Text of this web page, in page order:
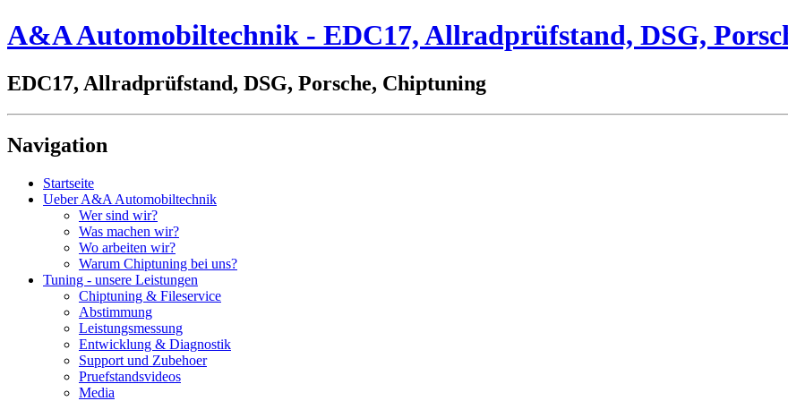
A&A Automobiltechnik - EDC17, Allradprüfstand, DSG,
EDC17, Allradprüfstand, DSG, Porsche, Chiptuning
Navigation
Startseite
Ueber A&A Automobiltechnik
Wer sind wir?
Was machen wir?
Wo arbeiten wir?
Warum Chiptuning bei uns?
Tuning - unsere Leistungen
Chiptuning & Fileservice
Abstimmung
Leistungsmessung
Entwicklung & Diagnostik
Support und Zubehoer
Pruefstandsvideos
Media